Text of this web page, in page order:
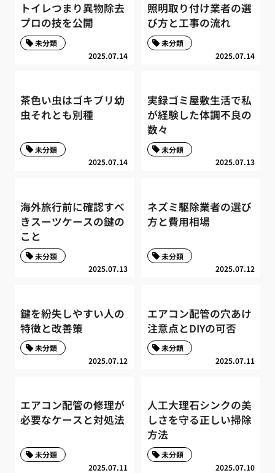
トイレつまり異物除去
プロの技を公開
2025.07.14
未分類
照明取り付け業者の選
び方と工事の流れ
2025.07.14
未分類
茶色い虫はゴキブリ幼
虫それとも別種
2025.07.14
未分類
実録ゴミ屋敷生活で私
が経験した体調不良の
数々
2025.07.13
未分類
海外旅行前に確認すべ
きスーツケースの鍵の
こと
2025.07.13
未分類
ネズミ駆除業者の選び
方と費用相場
2025.07.12
未分類
鍵を紛失しやすい人の
特徴と改善策
2025.07.12
未分類
エアコン配管の穴あけ
注意点とDIYの可否
2025.07.11
未分類
エアコン配管の修理が
必要なケースと対処法
2025.07.11
未分類
人工大理石シンクの美
しさを守る正しい掃除
方法
2025.07.10
未分類